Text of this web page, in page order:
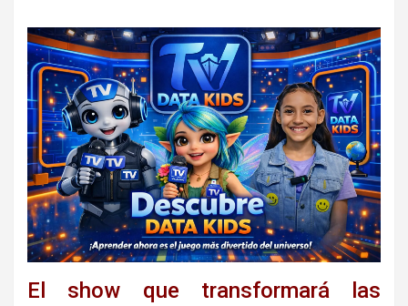
El show que transformará las